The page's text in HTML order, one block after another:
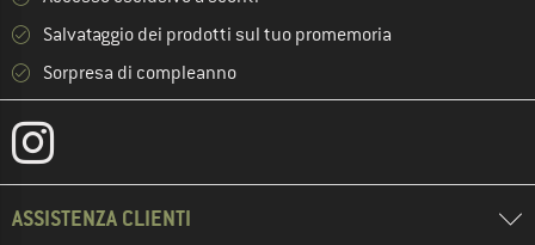
Salvataggio dei prodotti sul tuo promemoria
Sorpresa di compleanno
ASSISTENZA CLIENTI